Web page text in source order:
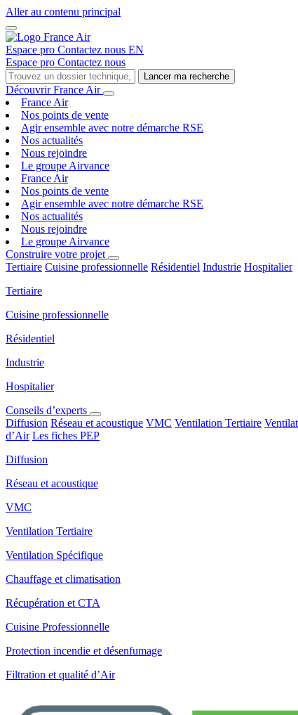
Aller au contenu principal
Espace pro Contactez nous EN
Espace pro Contactez nous
Lancer ma recherche
Découvrir France Air
France Air
Nos points de vente
Agir ensemble avec notre démarche RSE
Nos actualités
Nous rejoindre
Le groupe Airvance
France Air
Nos points de vente
Agir ensemble avec notre démarche RSE
Nos actualités
Nous rejoindre
Le groupe Airvance
Construire votre projet
Tertiaire Cuisine professionnelle Résidentiel Industrie Hospitalier
Tertiaire
Cuisine professionnelle
Résidentiel
Industrie
Hospitalier
Conseils d’experts
Diffusion Réseau et acoustique VMC Ventilation Tertiaire
d’Air Les fiches PEP
Diffusion
Réseau et acoustique
VMC
Ventilation Tertiaire
Ventilation Spécifique
Chauffage et climatisation
Récupération et CTA
Cuisine Professionnelle
Protection incendie et désenfumage
Filtration et qualité d’Air